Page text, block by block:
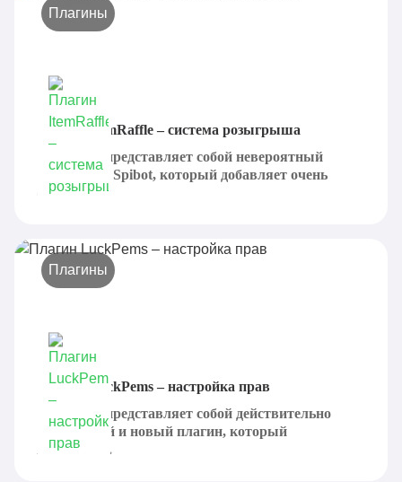
Плагины
Плагин ItemRaffle – система розыгрыша
ItemRaffle представляет собой невероятный
плагин для Spibot, который добавляет очень
большое...
Плагины
Плагин LuckPems – настройка прав
LuckPems представляет собой действительно
интересный и новый плагин, который
позволяет...